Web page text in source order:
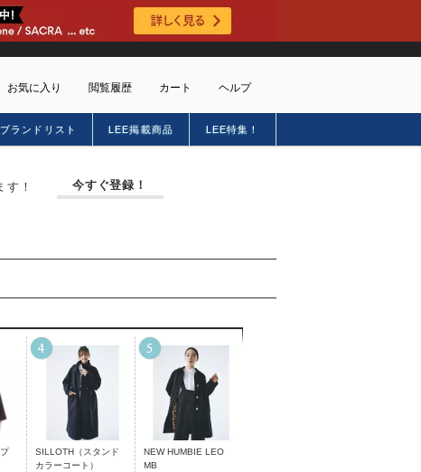
お気に入り 閲覧履歴 カート ヘルプ
会員特典のご案内
お問合せ
新規会員登録
ブランドリスト LEE掲載商品 LEE特集！
！ 今すぐ登録！
SILLOTH（スタンド
カラーコート）
NEW HUMBIE LEO
MB